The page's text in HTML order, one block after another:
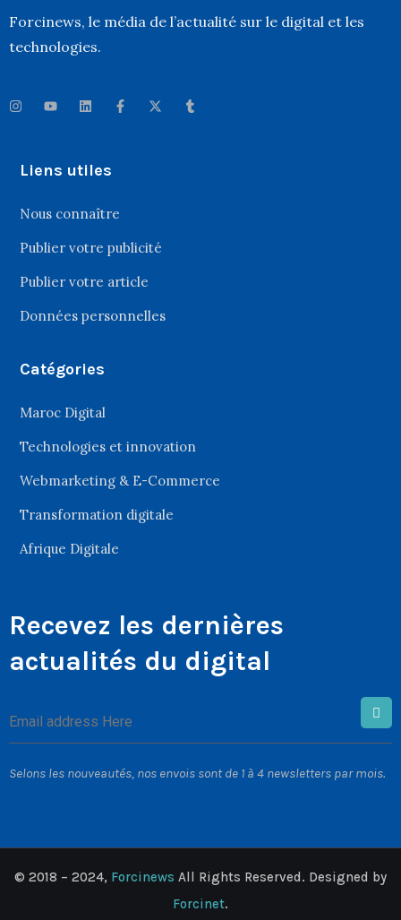
Forcinews, le média de l’actualité sur le digital et les
technologies.
Liens utiles
Nous connaître
Publier votre publicité
Publier votre article
Données personnelles
Catégories
Maroc Digital
Technologies et innovation
Webmarketing & E-Commerce
Transformation digitale
Afrique Digitale
Recevez les dernières
actualités du digital
Selons les nouveautés, nos envois sont de 1 à 4 newsletters par mois.
© 2018 – 2024, Forcinews All Rights Reserved. Designed by
Forcinet.